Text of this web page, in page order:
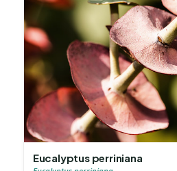
Eucalyptus perriniana